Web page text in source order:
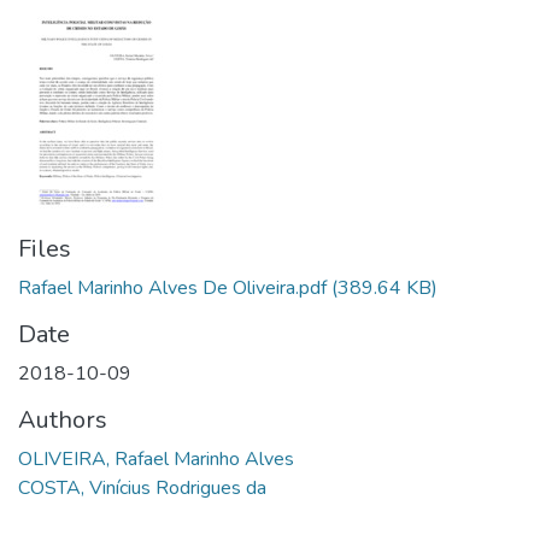
Files
Rafael Marinho Alves De Oliveira.pdf(389.64 KB)
Date
2018-10-09
Authors
OLIVEIRA, Rafael Marinho Alves
COSTA, Vinícius Rodrigues da